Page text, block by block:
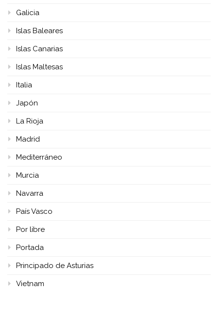
Galicia
Islas Baleares
Islas Canarias
Islas Maltesas
Italia
Japón
La Rioja
Madrid
Mediterráneo
Murcia
Navarra
País Vasco
Por libre
Portada
Principado de Asturias
Vietnam